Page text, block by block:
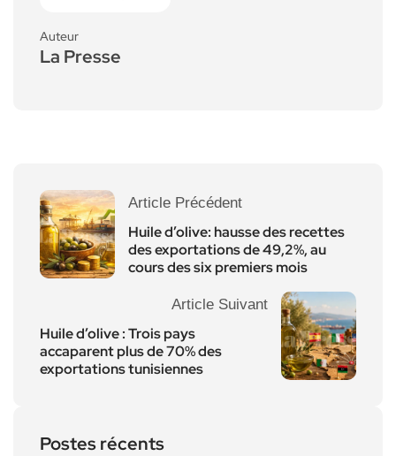
Auteur
La Presse
Article Précédent
Huile d’olive: hausse des recettes
des exportations de 49,2%, au
cours des six premiers mois
Article Suivant
Huile d’olive : Trois pays
accaparent plus de 70% des
exportations tunisiennes
Postes récents